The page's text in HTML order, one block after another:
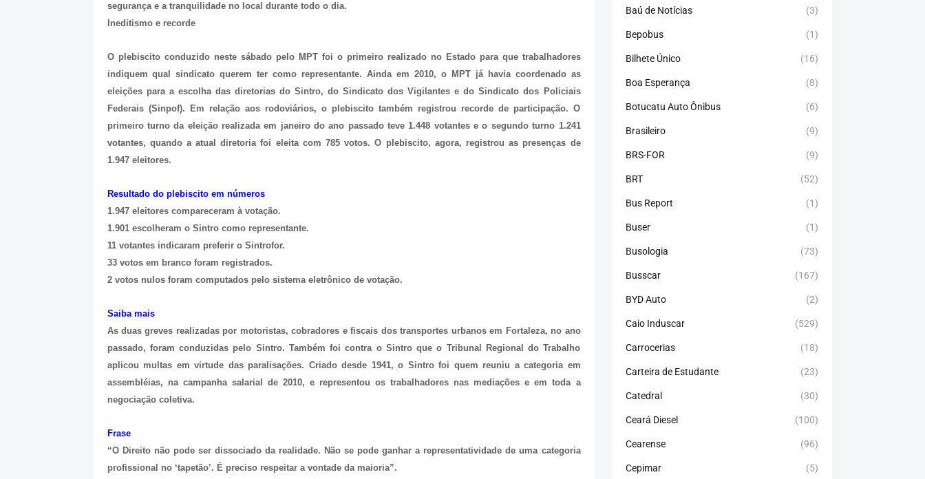
segurança e a tranquilidade no local durante todo o dia.
Ineditismo e recorde
O plebiscito conduzido neste sábado pelo MPT foi o primeiro realizado no Estado para que trabalhadores
indiquem qual sindicato querem ter como representante. Ainda em 2010, o MPT já havia coordenado as
eleições para a escolha das diretorias do Sintro, do Sindicato dos Vigilantes e do Sindicato dos Policiais
Federais (Sinpof). Em relação aos rodoviários, o plebiscito também registrou recorde de participação. O
primeiro turno da eleição realizada em janeiro do ano passado teve 1.448 votantes e o segundo turno 1.241
votantes, quando a atual diretoria foi eleita com 785 votos. O plebiscito, agora, registrou as presenças de
1.947 eleitores.
Resultado do plebiscito em números
1.947 eleitores compareceram à votação.
1.901 escolheram o Sintro como representante.
11 votantes indicaram preferir o Sintrofor.
33 votos em branco foram registrados.
2 votos nulos foram computados pelo sistema eletrônico de votação.
Saiba mais
As duas greves realizadas por motoristas, cobradores e fiscais dos transportes urbanos em Fortaleza, no ano
passado, foram conduzidas pelo Sintro. Também foi contra o Sintro que o Tribunal Regional do Trabalho
aplicou multas em virtude das paralisações. Criado desde 1941, o Sintro foi quem reuniu a categoria em
assembléias, na campanha salarial de 2010, e representou os trabalhadores nas mediações e em toda a
negociação coletiva.
Frase
“O Direito não pode ser dissociado da realidade. Não se pode ganhar a representatividade de uma categoria
profissional no ‘tapetão’. É preciso respeitar a vontade da maioria”.
Baú de Notícias (3)
Bepobus (1)
Bilhete Único (16)
Boa Esperança (8)
Botucatu Auto Ônibus (6)
Brasileiro (9)
BRS-FOR (9)
BRT (52)
Bus Report (1)
Buser (1)
Busologia (73)
Busscar (167)
BYD Auto (2)
Caio Induscar (529)
Carrocerias (18)
Carteira de Estudante (23)
Catedral (30)
Ceará Diesel (100)
Cearense (96)
Cepimar (5)